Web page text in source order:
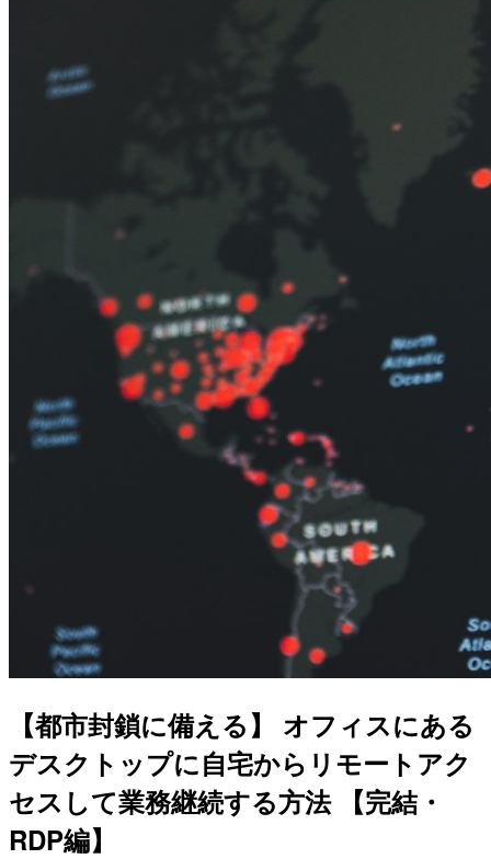
【都市封鎖に備える】 オフィスにある
デスクトップに自宅からリモートアク
セスして業務継続する方法 【完結・
RDP編】